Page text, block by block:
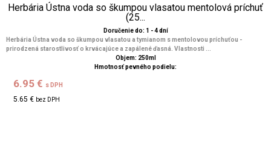
Herbária Ústna voda so škumpou vlasatou mentolová príchuť
(25...
Doručenie do: 1 - 4 dní
Herbária Ústna voda so škumpou vlasatou a tymianom s mentolovou príchuťou -
prirodzená starostlivosť o krvácajúce a zapálené ďasná. Vlastnosti ...
Objem: 250ml
Hmotnosť pevného podielu:
6.95 € s DPH
5.65 € bez DPH